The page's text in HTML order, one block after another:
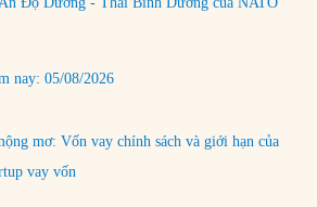
nay: 05/08/2026
mơ: Vốn vay chính sách và giới hạn của
vay vốn